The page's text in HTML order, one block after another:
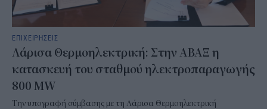
ΕΠΙΧΕΙΡΗΣΕΙΣ
Λάρισα Θερμοηλεκτρική: Στην ΑΒΑΞ η
κατασκευή του σταθμού ηλεκτροπαραγωγής
800 MW
Την υπογραφή σύμβασης με τη Λάρισα Θερμοηλεκτρική